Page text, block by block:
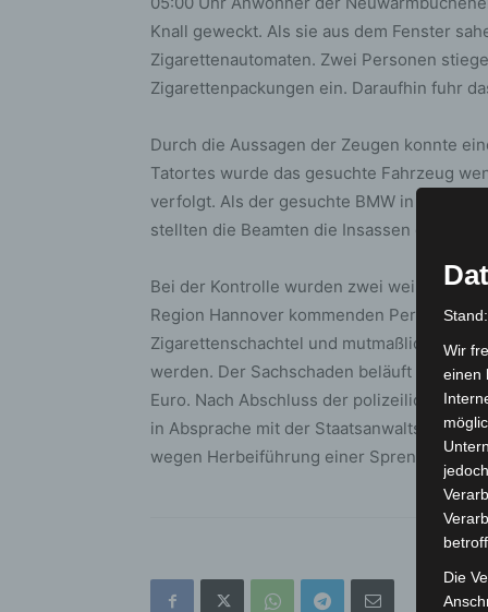
Knall geweckt. Als sie aus dem Fenster
Zigarettenautomaten. Zwei Personen
Zigarettenpackungen ein. Daraufhin fuhr
Durch die Aussagen der Zeugen konnte
Tatortes wurde das gesuchte Fahrzeug
verfolgt. Als der gesuchte BMW in den
stellten die Beamten die Insassen des
Bei der Kontrolle wurden zwei weibliche
Region Hannover kommenden Personen
Zigarettenschachtel und mutmaßliches
werden. Der Sachschaden beläuft sich
Euro. Nach Abschluss der polizeilichen
in Absprache mit der Staatsanwaltschaft,
wegen Herbeiführung einer
Wir
einen
Die